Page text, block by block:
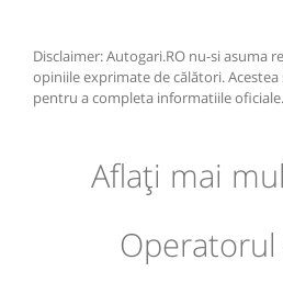
Disclaimer: Autogari.RO nu-si asuma
opiniile exprimate de călători.
pentru a completa informatiile oficiale.
Aflaţi mai